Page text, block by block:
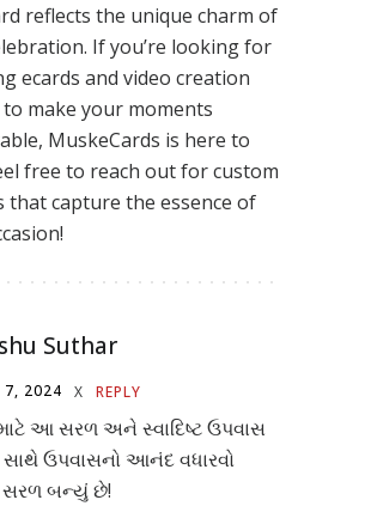
reflects the unique charm of
If you’re looking for
ecards and video creation
to make your moments
MuskeCards is here to
free to reach out for custom
that capture the essence of
Suthar
7, 2024 X REPLY
માટે આ સરળ અને સ્વાદિષ્ટ ઉપવાસ
ઉપવાસનો આનંદ વધારવો
સરળ બન્યું છે!